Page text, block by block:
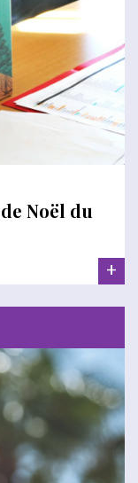
Noël du
+